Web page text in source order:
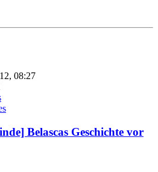
08:27
Belascas Geschichte vor